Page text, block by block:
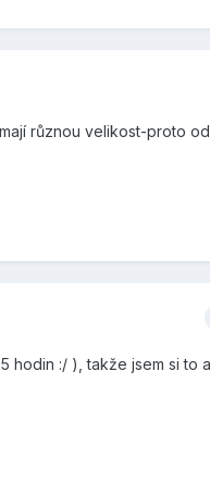
různou velikost-proto
hodin :/ ), takže jsem si to